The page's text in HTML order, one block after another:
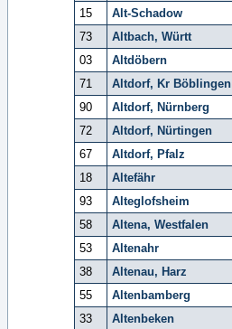
15
Alt-Schadow
73
Altbach, Württ
03
Altdöbern
71
Altdorf, Kr Böblingen
90
Altdorf, Nürnberg
72
Altdorf, Nürtingen
67
Altdorf, Pfalz
18
Altefähr
93
Alteglofsheim
58
Altena, Westfalen
53
Altenahr
38
Altenau, Harz
55
Altenbamberg
33
Altenbeken